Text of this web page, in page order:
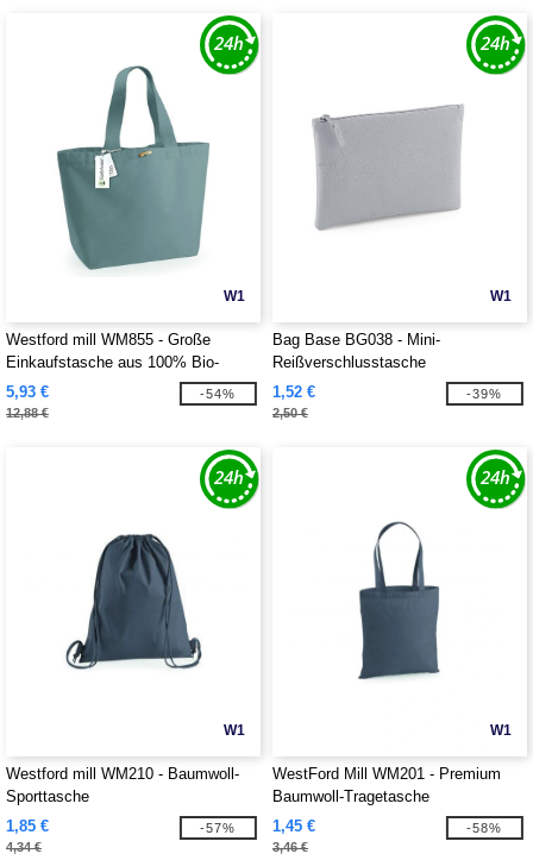
W1
Westford mill WM855 - Große
Einkaufstasche aus 100% Bio-
Baumwolle
5,93 €
12,88 €
-54%
W1
Bag Base BG038 - Mini-
Reißverschlusstasche
1,52 €
2,50 €
-39%
W1
Westford mill WM210 - Baumwoll-
Sporttasche
1,85 €
4,34 €
-57%
W1
WestFord Mill WM201 - Premium
Baumwoll-Tragetasche
1,45 €
3,46 €
-58%